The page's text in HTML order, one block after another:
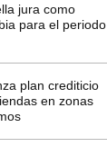
jura como
para el periodo
plan crediticio
en zonas